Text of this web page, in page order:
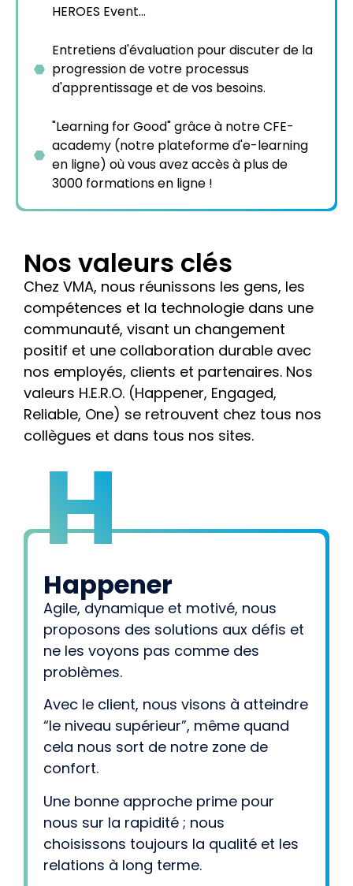
HEROES Event...
Entretiens d'évaluation pour discuter de la
progression de votre processus
d'apprentissage et de vos besoins.
"Learning for Good" grâce à notre CFE-
academy (notre plateforme d'e-learning
en ligne) où vous avez accès à plus de
3000 formations en ligne !
Nos valeurs clés
Chez VMA, nous réunissons les gens, les
compétences et la technologie dans une
communauté, visant un changement
positif et une collaboration durable avec
nos employés, clients et partenaires. Nos
valeurs H.E.R.O. (Happener, Engaged,
Reliable, One) se retrouvent chez tous nos
collègues et dans tous nos sites.
H
Happener
Agile, dynamique et motivé, nous
proposons des solutions aux défis et
ne les voyons pas comme des
problèmes.
Avec le client, nous visons à atteindre
“le niveau supérieur”, même quand
cela nous sort de notre zone de
confort.
Une bonne approche prime pour
nous sur la rapidité ; nous
choisissons toujours la qualité et les
relations à long terme.